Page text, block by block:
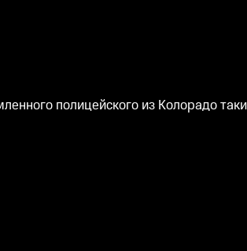
полицейского из Колорадо